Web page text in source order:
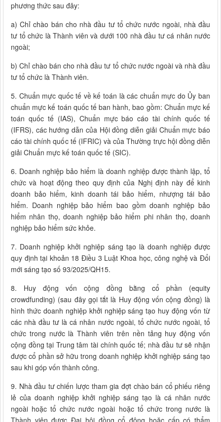
phương thức sau đây:
a) Chỉ chào bán cho nhà đầu tư tổ chức nước ngoài, nhà đầu
tư tổ chức là Thành viên và dưới 100 nhà đầu tư cá nhân nước
ngoài;
b) Chỉ chào bán cho nhà đầu tư tổ chức nước ngoài và nhà đầu
tư tổ chức là Thành viên.
5. Chuẩn mực quốc tế về kế toán là các chuẩn mực do Ủy ban
chuẩn mực kế toán quốc tế ban hành, bao gồm: Chuẩn mực kế
toán quốc tế (IAS), Chuẩn mực báo cáo tài chính quốc tế
(IFRS), các hướng dẫn của Hội đồng diễn giải Chuẩn mực báo
cáo tài chính quốc tế (IFRIC) và của Thường trực hội đồng diễn
giải Chuẩn mực kế toán quốc tế (SIC).
6. Doanh nghiệp bảo hiểm là doanh nghiệp được thành lập, tổ
chức và hoạt động theo quy định của Nghị định này để kinh
doanh bảo hiểm, kinh doanh tái bảo hiểm, nhượng tái bảo
hiểm. Doanh nghiệp bảo hiểm bao gồm doanh nghiệp bảo
hiểm nhân thọ, doanh nghiệp bảo hiểm phi nhân thọ, doanh
nghiệp bảo hiểm sức khỏe.
7. Doanh nghiệp khởi nghiệp sáng tạo là doanh nghiệp được
quy định tại khoản 18 Điều 3 Luật Khoa học, công nghệ và Đổi
mới sáng tạo số 93/2025/QH15.
8. Huy động vốn cộng đồng bằng cổ phần (equity
crowdfunding) (sau đây gọi tắt là Huy động vốn cộng đồng) là
hình thức doanh nghiệp khởi nghiệp sáng tạo huy động vốn từ
các nhà đầu tư là cá nhân nước ngoài, tổ chức nước ngoài, tổ
chức trong nước là Thành viên trên nền tảng huy động vốn
cộng đồng tại Trung tâm tài chính quốc tế; nhà đầu tư sẽ nhận
được cổ phần sở hữu trong doanh nghiệp khởi nghiệp sáng tạo
sau khi góp vốn thành công.
9. Nhà đầu tư chiến lược tham gia đợt chào bán cổ phiếu riêng
lẻ của doanh nghiệp khởi nghiệp sáng tạo là cá nhân nước
ngoài hoặc tổ chức nước ngoài hoặc tổ chức trong nước là